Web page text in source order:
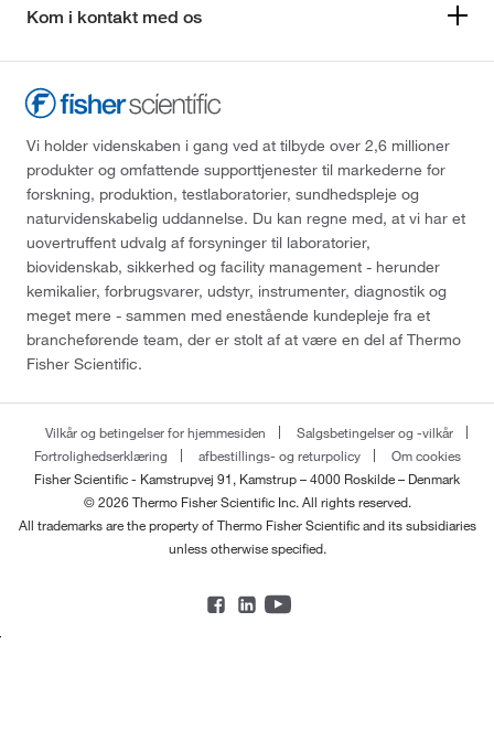
Kom i kontakt med os
Vi holder videnskaben i gang ved at tilbyde over 2,6 millioner
produkter og omfattende supporttjenester til markederne for
forskning, produktion, testlaboratorier, sundhedspleje og
naturvidenskabelig uddannelse. Du kan regne med, at vi har et
uovertruffent udvalg af forsyninger til laboratorier,
biovidenskab, sikkerhed og facility management - herunder
kemikalier, forbrugsvarer, udstyr, instrumenter, diagnostik og
meget mere - sammen med enestående kundepleje fra et
brancheførende team, der er stolt af at være en del af Thermo
Fisher Scientific.
Vilkår og betingelser for hjemmesiden
Salgsbetingelser og -vilkår
Fortrolighedserklæring
afbestillings- og returpolicy
Om cookies
Fisher Scientific - Kamstrupvej 91, Kamstrup – 4000 Roskilde – Denmark
© 2026 Thermo Fisher Scientific Inc. All rights reserved.
All trademarks are the property of Thermo Fisher Scientific and its subsidiaries
unless otherwise specified.